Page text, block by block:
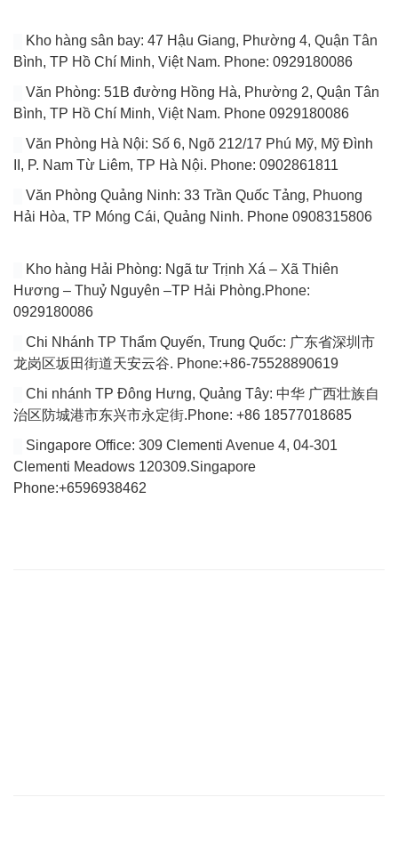
Kho hàng sân bay: 47 Hậu Giang, Phường 4, Quận Tân
Bình, TP Hồ Chí Minh, Việt Nam. Phone: 0929180086
Văn Phòng: 51B đường Hồng Hà, Phường 2, Quận Tân
Bình, TP Hồ Chí Minh, Việt Nam. Phone 0929180086
Văn Phòng Hà Nội: Số 6, Ngõ 212/17 Phú Mỹ, Mỹ Đình
II, P. Nam Từ Liêm, TP Hà Nội. Phone: 0902861811
Văn Phòng Quảng Ninh: 33 Trần Quốc Tảng, Phuong
Hải Hòa, TP Móng Cái, Quảng Ninh. Phone 0908315806
Kho hàng Hải Phòng: Ngã tư Trịnh Xá – Xã Thiên
Hương – Thuỷ Nguyên –TP Hải Phòng.Phone:
0929180086
Chi Nhánh TP Thẩm Quyến, Trung Quốc: 广东省深圳市
龙岗区坂田街道天安云谷. Phone:+86-75528890619
Chi nhánh TP Đông Hưng, Quảng Tây: 中华 广西壮族自
治区防城港市东兴市永定街.Phone: +86 18577018685
Singapore Office: 309 Clementi Avenue 4, 04-301
Clementi Meadows 120309.Singapore
Phone:+6596938462